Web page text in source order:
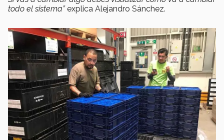
todo el sistema”explica Alejandro Sánchez.